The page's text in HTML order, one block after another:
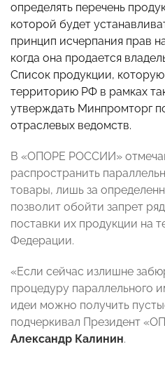
определять перечень
которой будет
принцип исчерпания прав
когда она продается
Список продукции,
территорию РФ в рамках
утверждать Минпромторг
отраслевых ведомств.
В «ОПОРЕ РОССИИ»
распространить
товары, лишь за
позволит обойти запрет
поставки их продукции на
Федерации.
«Если сейчас излишне
процедуру параллельного
идеи можно получить
подчеркивал Президент
Александр Калинин.